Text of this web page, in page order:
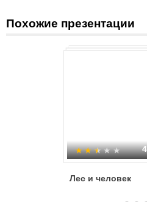
Похожие презентации
Лес и человек